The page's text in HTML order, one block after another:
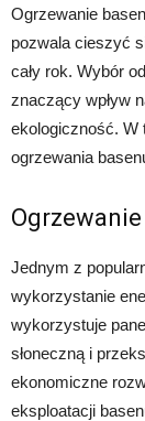
Ogrzewanie
pozwala cieszyć
cały rok. Wybór
znaczący wpływ
ekologiczność. W
ogrzewania
Jednym z
wykorzystanie
wykorzystuje
słoneczną i
ekonomiczne
eksploatacji